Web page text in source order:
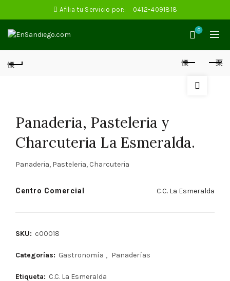
Afilia tu Servicio por:: 0412-4091818
0
Panaderia, Pasteleria y
Charcuteria La Esmeralda.
Panaderia, Pasteleria, Charcuteria
Centro Comercial C.C. La Esmeralda
SKU: c00018
Categorías: Gastronomía , Panaderías
Etiqueta: C.C. La Esmeralda